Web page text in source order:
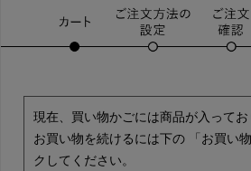
現在、買い物かごには商品が入ってお
お買い物を続けるには下の 「お買い
クしてください。